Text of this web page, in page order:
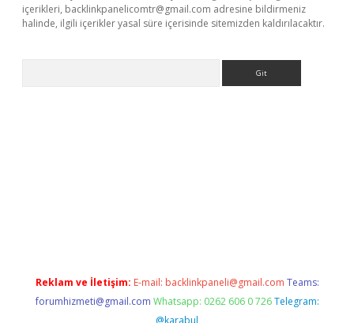
içerikleri, backlinkpanelicomtr@gmail.com adresine bildirmeniz
halinde, ilgili içerikler yasal süre içerisinde sitemizden kaldırılacaktır.
Reklam ve İletişim: E-mail: backlinkpaneli@gmail.com Teams:
forumhizmeti@gmail.com Whatsapp: 0262 606 0 726 Telegram:
@karabul